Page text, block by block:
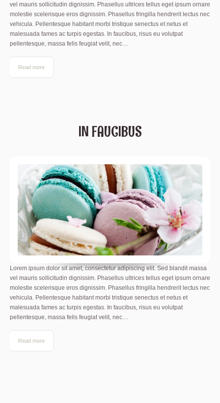
vel mauris sollicitudin dignissim. Phasellus ultrices tellus eget ipsum ornare
molestie scelerisque eros dignissim. Phasellus fringilla hendrerit lectus nec
vehicula. Pellentesque habitant morbi tristique senectus et netus et
malesuada fames ac turpis egestas. In faucibus, risus eu volutpat
pellentesque, massa felis feugiat velit, nec…
Read more
IN FAUCIBUS
Lorem ipsum dolor sit amet, consectetur adipiscing elit. Sed blandit massa
vel mauris sollicitudin dignissim. Phasellus ultrices tellus eget ipsum ornare
molestie scelerisque eros dignissim. Phasellus fringilla hendrerit lectus nec
vehicula. Pellentesque habitant morbi tristique senectus et netus et
malesuada fames ac turpis egestas. In faucibus, risus eu volutpat
pellentesque, massa felis feugiat velit, nec…
Read more